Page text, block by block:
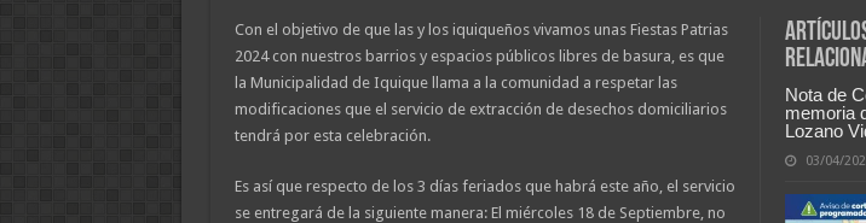
Nota de
memoria
Lozano
03/04/
Con el objetivo de que las y los iquiqueños vivamos unas Fiestas Patrias
2024 con nuestros barrios y espacios públicos libres de basura, es que
la Municipalidad de Iquique llama a la comunidad a respetar las
modificaciones que el servicio de extracción de desechos domiciliarios
tendrá por esta celebración.
Es así que respecto de los 3 días feriados que habrá este año, el servicio
se entregará de la siguiente manera: El miércoles 18 de Septiembre, no